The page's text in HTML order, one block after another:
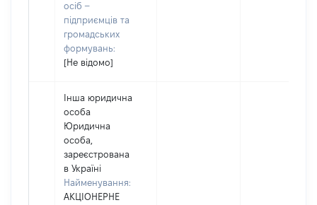
осіб –
підприємців та
громадських
формувань:
[Не відомо]
Інша юридична
особа
Юридична
особа,
зареєстрована
в Україні
Найменування:
АКЦІОНЕРНЕ